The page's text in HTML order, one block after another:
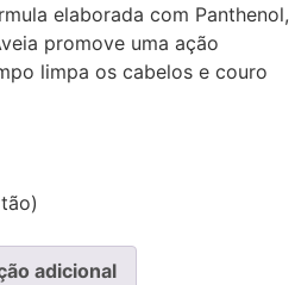
elaborada com Panthenol,
promove uma ação
limpa os cabelos e couro
adicional